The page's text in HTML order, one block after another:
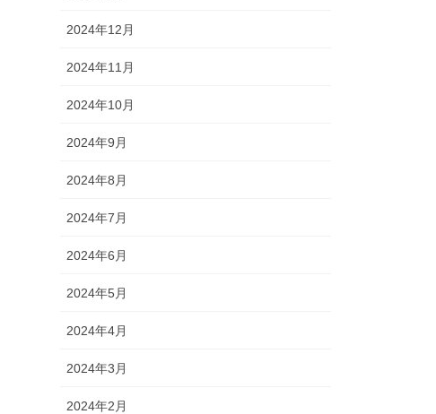
2024年12月
2024年11月
2024年10月
2024年9月
2024年8月
2024年7月
2024年6月
2024年5月
2024年4月
2024年3月
2024年2月